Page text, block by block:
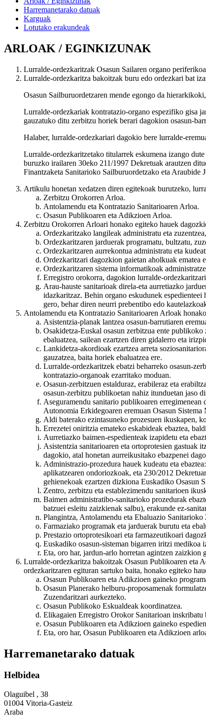
Harremanetarako datuak
Karguak
Lotutako erakundeak
ARLOAK / EGINKIZUNAK
Lurralde-ordezkaritzak Osasun Sailaren organo
Lurralde-ordezkaritza bakoitzak buru edo ordezkari bat
Osasun Sailburuordetzaren mende egongo da
Lurralde-ordezkariak kontratazio-organo espezifiko gisa
gauzatuko ditu zerbitzu horiek berari dagokion osasun-
Halaber, lurralde-ordezkariari dagokio bere lurralde-
Lurralde-ordezkaritzetako titularrek eskumena izango
buruzko irailaren 30eko 211/1997 Dekretuak arautzen
Finantzaketa Sanitarioko Sailburuordetzako eta
Artikulu honetan xedatzen diren egitekoak burutzeko,
Zerbitzu Orokorren Arloa.
Antolamendu eta Kontratazio Sanitarioaren Arloa.
Osasun Publikoaren eta Adikzioen Arloa.
Zerbitzu Orokorren Arloari honako egiteko hauek
Ordezkaritzako langileak administratu eta
Ordezkaritzaren jarduerak programatu, bultzatu,
Ordezkaritzaren aurrekontua administratu eta
Ordezkaritzari dagozkion gaietan aholkuak
Ordezkaritzaren sistema informatikoak
Erregistro orokorra, dagokion lurralde-
Arau-hauste sanitarioak direla-eta aurretiazko
idazkaritzaz. Behin organo eskudunek espedienteei
gero, behar diren neurri prebentibo edo
Antolamendu eta Kontratazio Sanitarioaren Arloak
Asistentzia-planak lantzea osasun-barrutiaren
Osakidetza-Euskal osasun zerbitzua ente
ebaluatzea, sailean ezartzen diren gidalerro eta
Lankidetza-akordioak ezartzea arreta
gauzatzea, baita horiek ebaluatzea ere.
Lurralde-ordezkaritzek ebatzi beharreko osasun-
kontratazio-organoak ezarritako moduan.
Osasun-zerbitzuen estalduraz, erabileraz eta
osasun-zerbitzu publikoetan nahiz itunduetan jaso
Aseguramendu sanitario publikoaren erregimenean
Autonomia Erkidegoaren eremuan Osasun
Aldi baterako ezintasuneko prozesuen ikuskapen,
Errezetei oniritzia emateko eskabideak ebaztea,
Aurretiazko baimen-espedienteak izapidetu eta
Asistentzia sanitarioaren eta ortoprotesien gastuak
dagokio, atal honetan aurreikusitako ebazpenei
Administrazio-prozedura hauek kudeatu eta
aplikatzearen ondoriozkoak, eta 230/2012
gehienekoak ezartzen dizkiona Euskadiko Osasun
Zentro, zerbitzu eta establezimendu sanitarioen
Baimen administratibo-sanitarioko prozedurak
batzuei esleitu zaizkienak salbu), erakunde ez-
Plangintza, Antolamendu eta Ebaluazio
Farmaziako programak eta jarduerak burutu eta
Prestazio ortoprotesikoari eta farmazeutikoari
Euskadiko osasun-sisteman bigarren iritzi medikoa
Eta, oro har, jardun-arlo horretan agintzen zaizkion
Lurralde-ordezkaritza bakoitzak Osasun Publikoaren eta
ordezkaritzaren egituran sartuko baita, honako egiteko
Osasun Publikoaren eta Adikzioen gaineko
Osasun Planerako helburu-proposamenak
Zuzendaritzari aurkezteko.
Osasun Publikoko Eskualdeak koordinatzea.
Elikagaien Erregistro Orokor Sanitarioan inskribatu
Osasun Publikoaren eta Adikzioen gaineko
Eta, oro har, Osasun Publikoaren eta Adikzioen
Harremanetarako datuak
Helbidea
Olaguibel , 38
01004 Vitoria-Gasteiz
Araba